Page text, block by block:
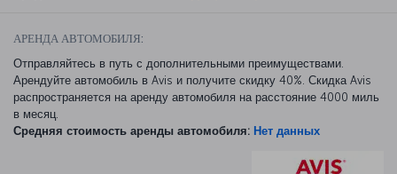
АРЕНДА АВТОМОБИЛЯ:
Отправляйтесь в путь с дополнительными преимуществами.
Арендуйте автомобиль в Avis и получите скидку 40%. Скидка Avis
распространяется на аренду автомобиля на расстояние 4000 миль
в месяц.
Средняя стоимость аренды автомобиля: Нет данных